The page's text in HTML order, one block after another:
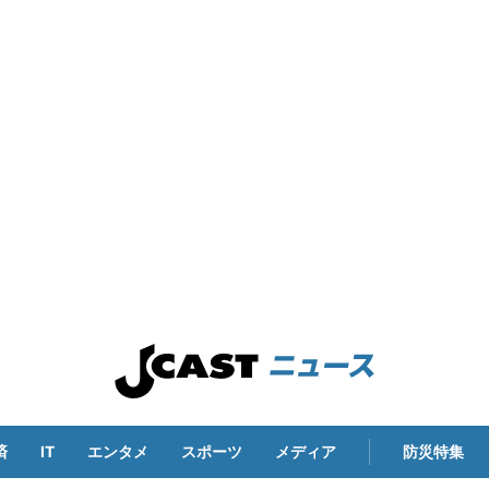
IT エンタメ スポーツ メディア 防災特集